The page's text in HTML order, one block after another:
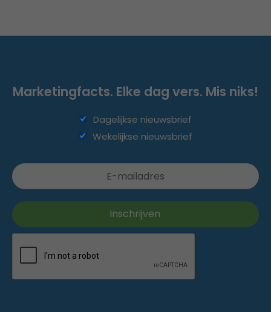
Marketingfacts. Elke dag vers. Mis niks!
Dagelijkse nieuwsbrief
Wekelijkse nieuwsbrief